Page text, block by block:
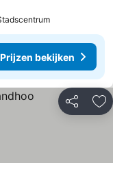
Prijzen bekijken
Delen